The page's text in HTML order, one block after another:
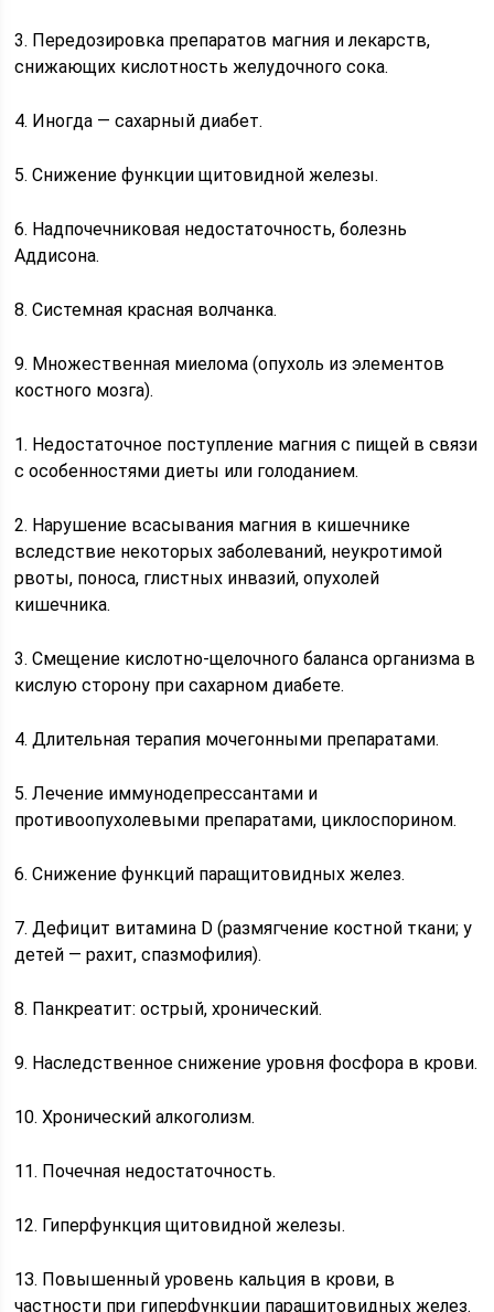
3. Передозировка препаратов магния и лекарств,
снижающих кислотность желудочного сока.
4. Иногда — сахарный диабет.
5. Снижение функции щитовидной железы.
6. Надпочечниковая недостаточность, болезнь
Аддисона.
8. Системная красная волчанка.
9. Множественная миелома (опухоль из элементов
костного мозга).
1. Недостаточное поступление магния с пищей в связи
с особенностями диеты или голоданием.
2. Нарушение всасывания магния в кишечнике
вследствие некоторых заболеваний, неукротимой
рвоты, поноса, глистных инвазий, опухолей
кишечника.
3. Смещение кислотно-щелочного баланса организма в
кислую сторону при сахарном диабете.
4. Длительная терапия мочегонными препаратами.
5. Лечение иммунодепрессантами и
противоопухолевыми препаратами, циклоспорином.
6. Снижение функций паращитовидных желез.
7. Дефицит витамина D (размягчение костной ткани; у
детей — рахит, спазмофилия).
8. Панкреатит: острый, хронический.
9. Наследственное снижение уровня фосфора в крови.
10. Хронический алкоголизм.
11. Почечная недостаточность.
12. Гиперфункция щитовидной железы.
1З. Повышенный уровень кальция в крови, в
частности при гиперфункции паращитовидных желез.